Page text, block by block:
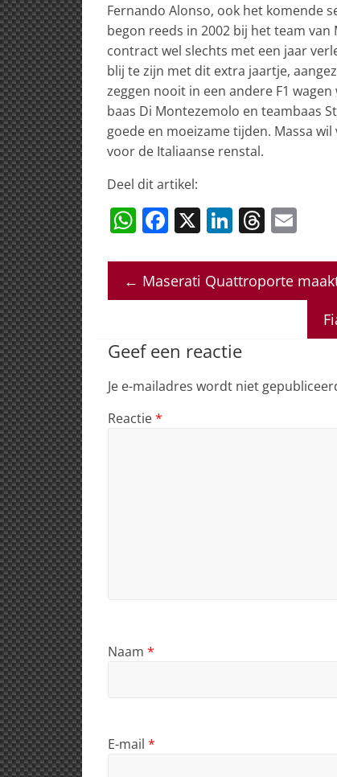
Fernando Alonso, ook het komende
begon reeds in 2002 bij het team
contract wel slechts met een jaar
blij te zijn met dit extra jaartje,
zeggen nooit in een andere F1
baas Di Montezemolo en teambaas
goede en moeizame tijden. Massa
voor de Italiaanse renstal.
Deel dit artikel:
W
at
s
p
F
c
e
o
o
k
X Li
k
e
n
T
re
a
ai
l
← Maserati Quattroporte
Geef een reactie
Je e-mailadres wordt niet
Reactie*
Naam *
E-mail *